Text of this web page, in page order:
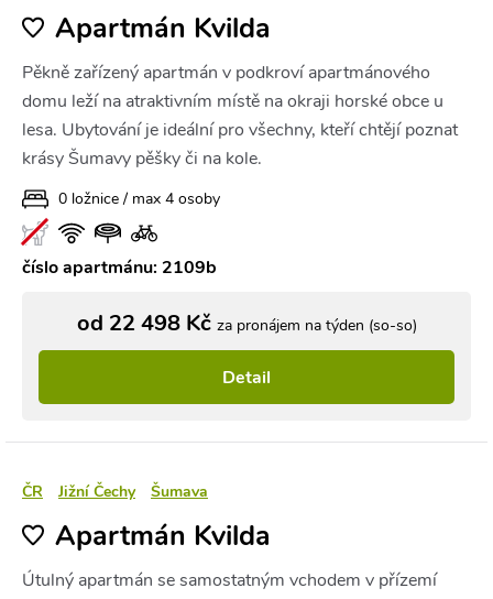
Apartmán Kvilda
Pěkně zařízený apartmán v podkroví apartmánového
domu leží na atraktivním místě na okraji horské obce u
lesa. Ubytování je ideální pro všechny, kteří chtějí poznat
krásy Šumavy pěšky či na kole.
0 ložnice / max 4 osoby
číslo apartmánu: 2109b
od 22 498 Kč za pronájem na týden (so-so)
Detail
ČR Jižní Čechy Šumava
Apartmán Kvilda
Útulný apartmán se samostatným vchodem v přízemí